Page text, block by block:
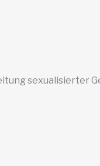
sexualisierter